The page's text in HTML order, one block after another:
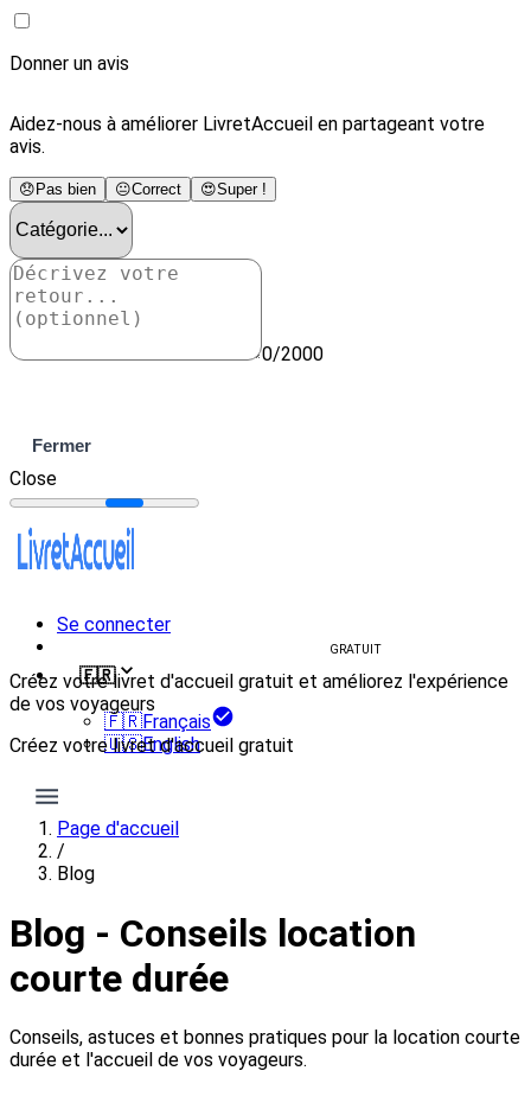
Donner un avis
Aidez-nous à améliorer LivretAccueil en partageant votre
avis.
😞 Pas bien 😐Correct 😍Super !
0/2000
Fermer
Close
Se connecter
GRATUIT
🇫🇷
🇫🇷Français
🇺🇸English
Créez votre livret d'accueil gratuit et améliorez l'expérience
de vos voyageurs
Créez votre livret d'accueil gratuit
Créer mon livret
Page d'accueil
/
Blog
Blog - Conseils location
courte durée
Conseils, astuces et bonnes pratiques pour la location courte
durée et l'accueil de vos voyageurs.